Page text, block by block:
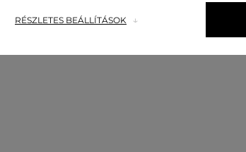
RÉSZLETES BEÁLLÍTÁSOK